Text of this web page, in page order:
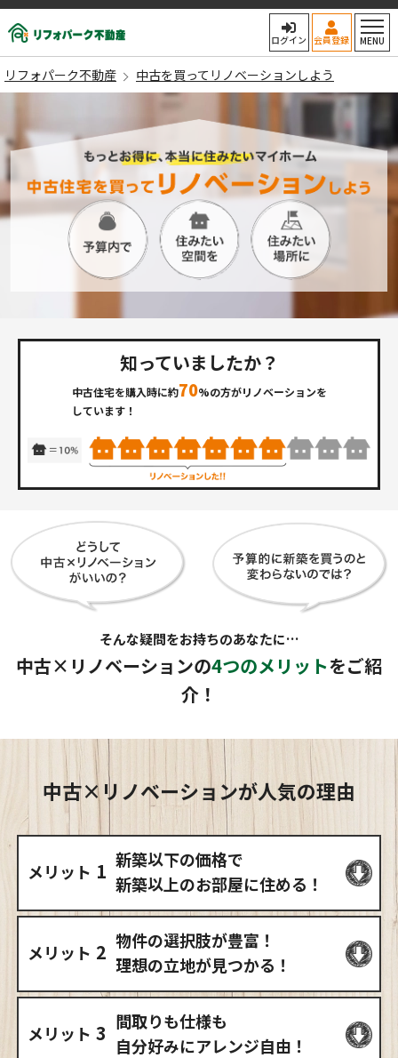
リフォパーク不動産
ログイン 会員登録 MENU
リフォパーク不動産 中古を買ってリノベーションしよう
知っていましたか？
中古住宅を購入時に約70%の方がリノベーションを
しています！
そんな疑問をお持ちのあなたに…
中古×リノベーションの4つのメリットをご紹
介！
中古×リノベーションが人気の理由
メリット 1 新築以下の価格で
新築以上のお部屋に住める！
メリット 2 物件の選択肢が豊富！
理想の立地が見つかる！
メリット 3 間取りも仕様も
自分好みにアレンジ自由！